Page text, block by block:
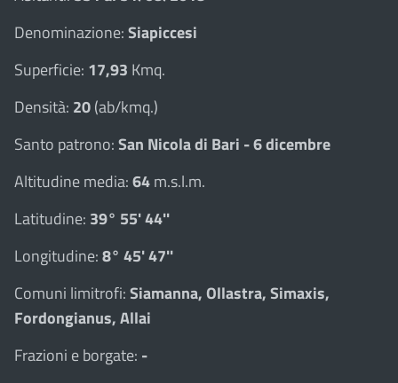
Denominazione:Siapiccesi
Superficie: 17,93 Kmq.
Densità: 20(ab/kmq.)
Santo patrono:San Nicola di Bari - 6 dicembre
Altitudine media:64m.s.l.m.
Latitudine: 39° 55' 44''
Longitudine:8° 45' 47''
Comuni limitrofi:Siamanna, Ollastra, Simaxis,
Fordongianus, Allai
Frazioni e borgate: -